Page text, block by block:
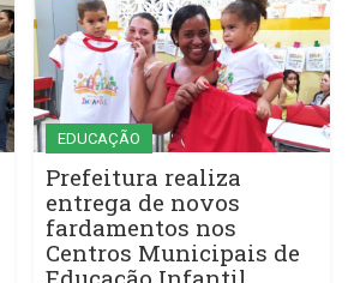
EDUCAÇÃO
Prefeitura realiza
entrega de novos
fardamentos nos
Centros Municipais de